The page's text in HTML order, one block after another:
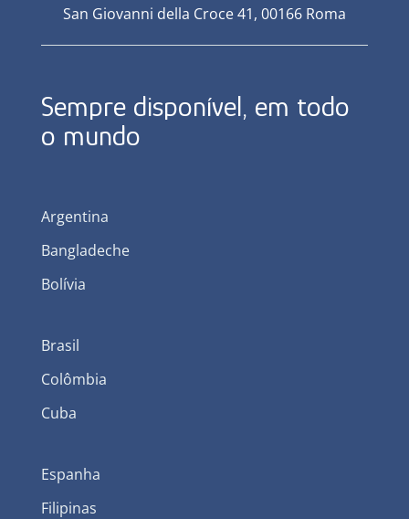
San Giovanni della Croce 41, 00166 Roma
Sempre disponível, em todo
o mundo
Argentina
Bangladeche
Bolívia
Brasil
Colômbia
Cuba
Espanha
Filipinas